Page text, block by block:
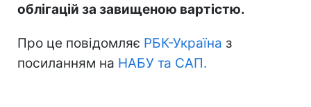
облігацій за завищеною вартістю.
Про це повідомляє РБК-Україна з
посиланням на НАБУ та САП.